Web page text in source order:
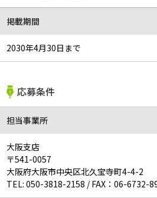
掲載期間
2030年4月30日まで
応募条件
担当事業所
大阪支店
〒541-0057
大阪府大阪市中央区北久宝寺町4-4-2
TEL:050-3818-2158 /FAX：06-6732-